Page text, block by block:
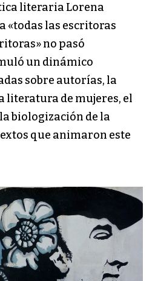
literaria Lorena
«todas las escritoras
no pasó
un dinámico
sobre autorías, la
literatura de mujeres, el
biologización de la
que animaron este